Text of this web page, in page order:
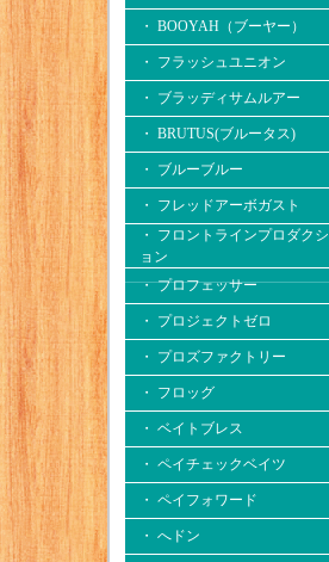
・ BOOYAH（ブーヤー）
・ フラッシュユニオン
・ ブラッディサムルアー
・ BRUTUS(ブルータス)
・ ブルーブルー
・ フレッドアーボガスト
・ フロントラインプロダクシ
ョン
・ プロフェッサー
・ プロジェクトゼロ
・ プロズファクトリー
・ フロッグ
・ ベイトブレス
・ ペイチェックベイツ
・ ペイフォワード
・ へドン